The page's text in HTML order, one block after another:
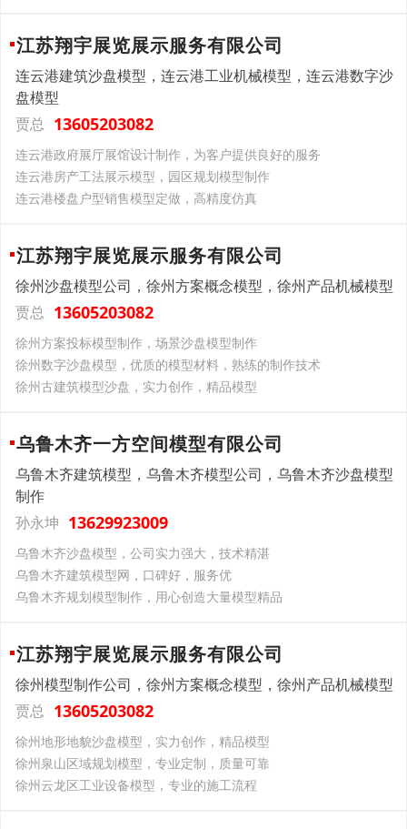
江苏翔宇展览展示服务有限公司
连云港建筑沙盘模型，连云港工业机械模型，连云港数字沙
盘模型
贾总 13605203082
连云港政府展厅展馆设计制作，为客户提供良好的服务
连云港房产工法展示模型，园区规划模型制作
连云港楼盘户型销售模型定做，高精度仿真
江苏翔宇展览展示服务有限公司
徐州沙盘模型公司，徐州方案概念模型，徐州产品机械模型
贾总 13605203082
徐州方案投标模型制作，场景沙盘模型制作
徐州数字沙盘模型，优质的模型材料，熟练的制作技术
徐州古建筑模型沙盘，实力创作，精品模型
乌鲁木齐一方空间模型有限公司
乌鲁木齐建筑模型，乌鲁木齐模型公司，乌鲁木齐沙盘模型
制作
孙永坤 13629923009
乌鲁木齐沙盘模型，公司实力强大，技术精湛
乌鲁木齐建筑模型网，口碑好，服务优
乌鲁木齐规划模型制作，用心创造大量模型精品
江苏翔宇展览展示服务有限公司
徐州模型制作公司，徐州方案概念模型，徐州产品机械模型
贾总 13605203082
徐州地形地貌沙盘模型，实力创作，精品模型
徐州泉山区域规划模型，专业定制，质量可靠
徐州云龙区‌工业设备模型，专业的施工流程